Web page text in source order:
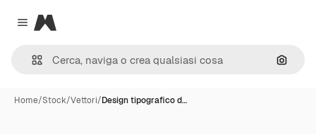
Close menu
Magnific
Cerca
Home/Stock/Vettori/Design tipografico d…